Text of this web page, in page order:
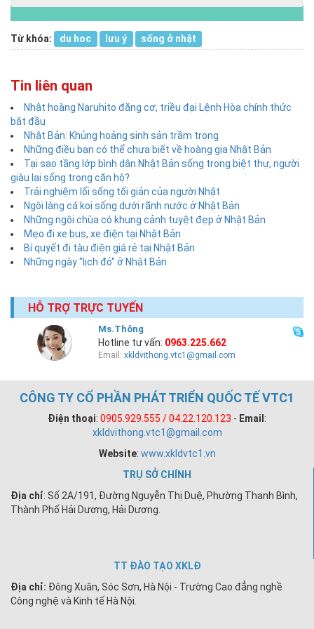
Từ khóa: du hoc lưu ý sống ở nhật
Tin liên quan
Nhật hoàng Naruhito đăng cơ, triều đại Lệnh Hòa chính thức
bắt đầu
Nhật Bản: Khủng hoảng sinh sản trầm trọng
Những điều bạn có thể chưa biết về hoàng gia Nhật Bản
Tại sao tầng lớp bình dân Nhật Bản sống trong biệt thự, người
giàu lại sống trong căn hộ?
Trải nghiệm lối sống tối giản của người Nhật
Ngôi làng cá koi sống dưới rãnh nước ở Nhật Bản
Những ngôi chùa có khung cảnh tuyệt đẹp ở Nhật Bản
Mẹo đi xe bus, xe điện tại Nhật Bản
Bí quyết đi tàu điện giá rẻ tại Nhật Bản
Những ngày "lịch đỏ" ở Nhật Bản
HỖ TRỢ TRỰC TUYẾN
Ms.Thông
Hotline tư vấn: 0963.225.662
Email:xkldvithong.vtc1@gmail.com
CÔNG TY CỔ PHẦN PHÁT TRIỂN QUỐC TẾ VTC1
Điện thoại: 0905.929.555 / 04.22.120.123 - Email :
xkldvithong.vtc1@gmail.com
Website: www.xkldvtc1.vn
TRỤ SỞ CHÍNH
Địa chỉ: Số 2A/191, Đường Nguyễn Thị Duệ, Phường Thanh Bình,
Thành Phố Hải Dương, Hải Dương.
TT ĐÀO TẠO XKLĐ
Địa chỉ: Đông Xuân, Sóc Sơn, Hà Nội - Trường Cao đẳng nghề
Công nghệ và Kinh tế Hà Nội.